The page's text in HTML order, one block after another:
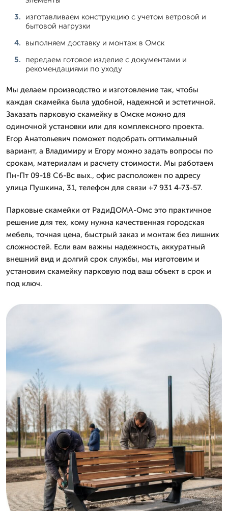
изготавливаем конструкцию с учетом ветровой и
бытовой нагрузки
выполняем доставку и монтаж в Омск
передаем готовое изделие с документами и
рекомендациями по уходу
Мы делаем производство и изготовление так, чтобы
каждая скамейка была удобной, надежной и эстетичной.
Заказать парковую скамейку в Омске можно для
одиночной установки или для комплексного проекта.
Егор Анатольевич поможет подобрать оптимальный
вариант, а Владимиру и Егору можно задать вопросы по
срокам, материалам и расчету стоимости. Мы работаем
Пн-Пт 09-18 Сб-Вс вых., офис расположен по адресу
улица Пушкина, 31, телефон для связи +7 931 4-73-57.
Парковые скамейки от РадиДОМА-Омс это практичное
решение для тех, кому нужна качественная городская
мебель, точная цена, быстрый заказ и монтаж без лишних
сложностей. Если вам важны надежность, аккуратный
внешний вид и долгий срок службы, мы изготовим и
установим скамейку парковую под ваш объект в срок и
под ключ.